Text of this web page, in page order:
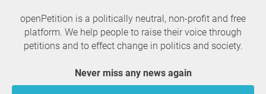
openPetition is a politically neutral, non-profit and free
platform. We help people to raise their voice through
petitions and to effect change in politics and society.
Never miss any news again